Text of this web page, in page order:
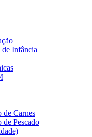
de Infância
de Carnes
de Pescado